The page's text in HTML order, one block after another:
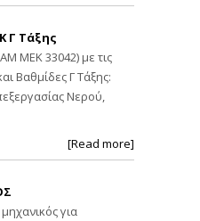
Γ Τάξης
ΜΕΚ 33042) με τις
Βαθμίδες Γ Τάξης:
Νερού,
[Read more]
για